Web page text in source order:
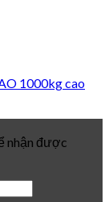
1000kg cao
nhận được